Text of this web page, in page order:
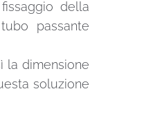
della
passante
la dimensione
soluzione